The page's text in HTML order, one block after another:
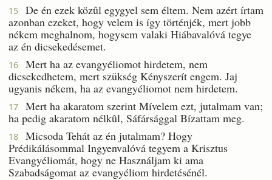
15
De én ezek közûl egygyel sem éltem. Nem azért írtam
azonban ezeket, hogy velem is így történjék, mert jobb
nékem meghalnom, hogysem valaki Hiábavalóvá tegye
az én dicsekedésemet.
16
Mert ha az evangyéliomot hirdetem, nem
dicsekedhetem, mert szükség Kényszerít engem. Jaj
ugyanis nékem, ha az evangyéliomot nem hirdetem.
17
Mert ha akaratom szerint Mívelem ezt, jutalmam van;
ha pedig akaratom nélkûl, Sáfársággal Bízattam meg.
18
Micsoda Tehát az én jutalmam? Hogy
Prédikálásommal Ingyenvalóvá tegyem a Krisztus
Evangyéliomát, hogy ne Használjam ki ama
Szabadságomat az evangyéliom hirdetésénél.